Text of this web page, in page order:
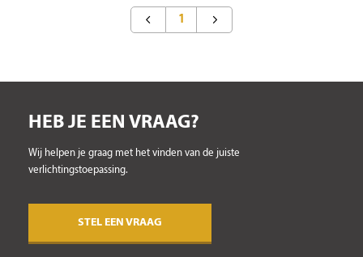
1
HEB JE EEN VRAAG?
Wij helpen je graag met het vinden van de juiste
verlichtingstoepassing.
STEL EEN VRAAG